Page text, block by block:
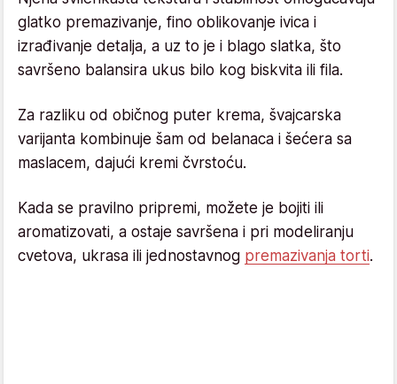
glatko premazivanje, fino oblikovanje ivica i
izrađivanje detalja, a uz to je i blago slatka, što
savršeno balansira ukus bilo kog biskvita ili fila.
Za razliku od običnog puter krema, švajcarska
varijanta kombinuje šam od belanaca i šećera sa
maslacem, dajući kremi čvrstoću.
Kada se pravilno pripremi, možete je bojiti ili
aromatizovati, a ostaje savršena i pri modeliranju
cvetova, ukrasa ili jednostavnog premazivanja torti.